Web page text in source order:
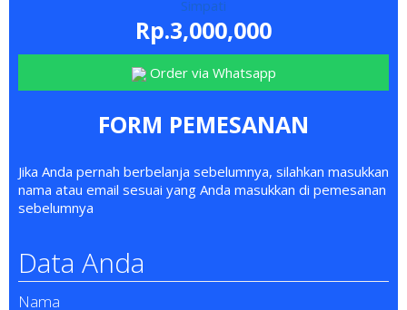
Simpati
Rp.3,000,000
Order via Whatsapp
FORM PEMESANAN
Jika Anda pernah berbelanja sebelumnya, silahkan masukkan
nama atau email sesuai yang Anda masukkan di pemesanan
sebelumnya
Data Anda
Nama